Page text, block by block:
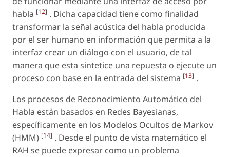
habla [12] . Dicha capacidad tiene como finalidad
transformar la señal acústica del habla producida
por el ser humano en información que permita a la
interfaz crear un diálogo con el usuario, de tal
manera que esta sintetice una repuesta o ejecute un
proceso con base en la entrada del sistema [13] .
Los procesos de Reconocimiento Automático del
Habla están basados en Redes Bayesianas,
específicamente en los Modelos Ocultos de Markov
(HMM) [14] . Desde el punto de vista matemático el
RAH se puede expresar como un problema